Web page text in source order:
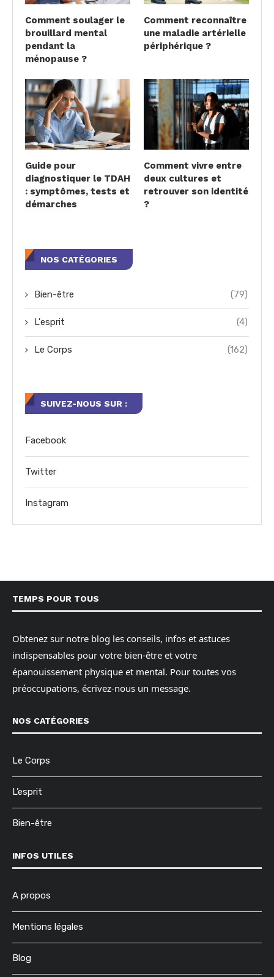
Comment soulager le
brouillard mental
pendant la
ménopause ?
Comment reconnaître
une maladie artérielle
périphérique ?
Guide pour
diagnostiquer le TDAH
: symptômes, tests et
démarches
Comment vivre entre
deux cultures et
retrouver son identité
?
NOS CATÉGORIES
Bien-être (79)
L'esprit (4)
Le Corps (162)
SUIVEZ-NOUS SUR :
Facebook
Twitter
Instagram
TEMPS POUR TOUS
Obtenez sur notre blog les conseils, infos et astuces
indispensables pour votre bien-être et votre
épanouissement physique et mental. Pour toutes vos
préoccupations, écrivez-nous un message.
NOS CATÉGORIES
Le Corps
L’esprit
Bien-être
INFOS UTILES
A propos
Mentions légales
Blog